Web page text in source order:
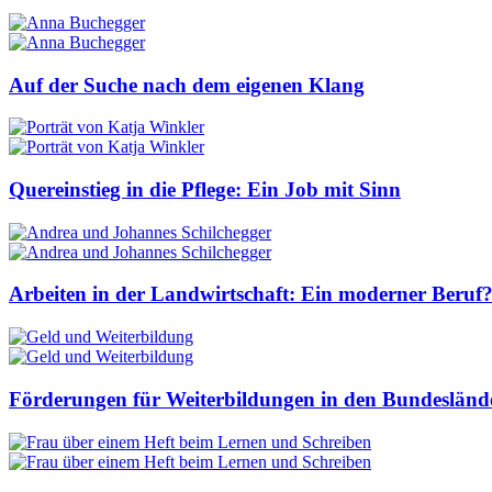
Auf der Suche nach dem eigenen Klang
Quereinstieg in die Pflege: Ein Job mit Sinn
Arbeiten in der Landwirtschaft: Ein moderner Beruf?
Förderungen für Weiterbildungen in den